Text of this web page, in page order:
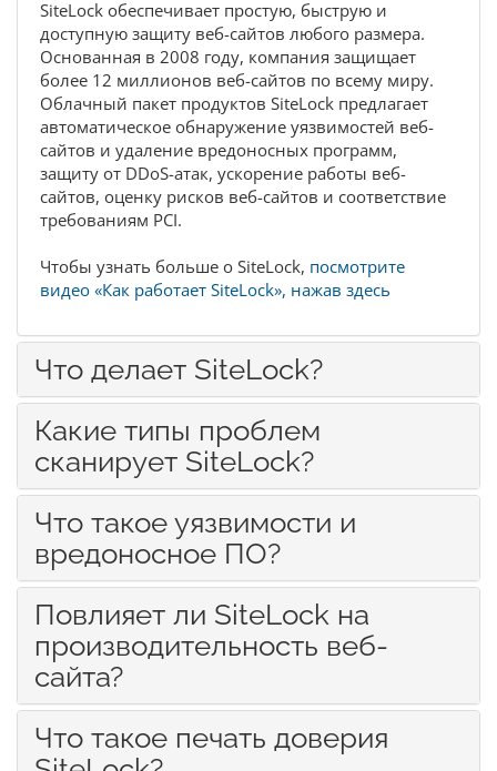
SiteLock обеспечивает простую, быструю и
доступную защиту веб-сайтов любого размера.
Основанная в 2008 году, компания защищает
более 12 миллионов веб-сайтов по всему миру.
Облачный пакет продуктов SiteLock предлагает
автоматическое обнаружение уязвимостей веб-
сайтов и удаление вредоносных программ,
защиту от DDoS-атак, ускорение работы веб-
сайтов, оценку рисков веб-сайтов и соответствие
требованиям PCI.
Чтобы узнать больше о SiteLock, посмотрите
видео «Как работает SiteLock», нажав здесь
Что делает SiteLock?
Какие типы проблем
сканирует SiteLock?
Что такое уязвимости и
вредоносное ПО?
Повлияет ли SiteLock на
производительность веб-
сайта?
Что такое печать доверия